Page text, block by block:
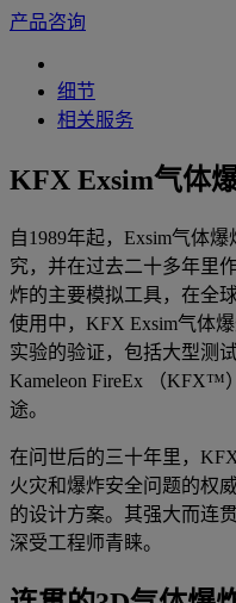
产品咨询
细节
相关服务
KFX Exsim气体
自1989年起，Exsim气体
究，并在过去二十多年里
炸的主要模拟工具，在全
使用中，KFX Exsim气体
实验的验证，包括大型测
Kameleon FireEx （KFX™
途。
在问世后的三十年里，
火灾和爆炸安全问题的权
的设计方案。其强大而连
深受工程师青睐。